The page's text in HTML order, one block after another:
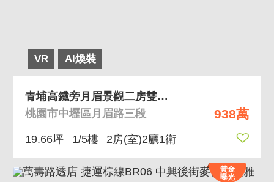
VR AI煥裝
938萬
青埔高鐡旁月眉景觀二房雙車庭院宅
桃園市中壢區月眉路三段
19.66坪 1/5樓 2房(室)2廳1衛
黃金
曝光